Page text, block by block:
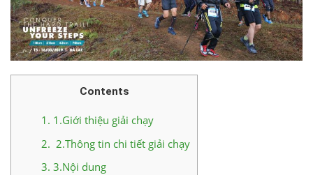
Contents
1. 1.Giới thiệu giải chạy
2. 2.Thông tin chi tiết giải chạy
3. 3.Nội dung